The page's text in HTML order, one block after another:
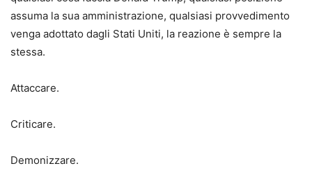
assuma la sua amministrazione, qualsiasi provvedimento
venga adottato dagli Stati Uniti, la reazione è sempre la
stessa.
Attaccare.
Criticare.
Demonizzare.